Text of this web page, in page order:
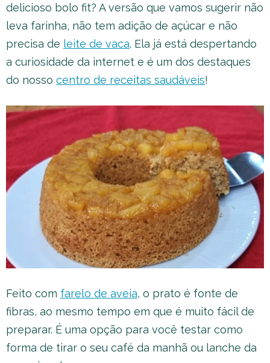
delicioso bolo fit? A versão que vamos sugerir não
leva farinha, não tem adição de açúcar e não
precisa de leite de vaca. Ela já está despertando
a curiosidade da internet e é um dos destaques
do nosso centro de receitas saudáveis!
Feito com farelo de aveia, o prato é fonte de
fibras, ao mesmo tempo em que é muito fácil de
preparar. É uma opção para você testar como
forma de tirar o seu café da manhã ou lanche da